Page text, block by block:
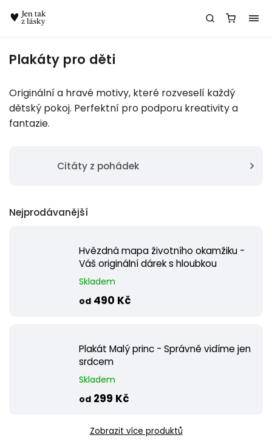
Plakáty pro děti
Originální a hravé motivy, které rozveselí každý
dětský pokoj. Perfektní pro podporu kreativity a
fantazie.
Citáty z pohádek
Nejprodávanější
Hvězdná mapa životního okamžiku -
Váš originální dárek s hloubkou
Skladem
od 490 Kč
Plakát Malý princ - Správně vidíme jen
srdcem
Skladem
od 299 Kč
Zobrazit více produktů